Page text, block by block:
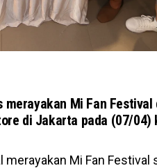
Mi Fan Festival
di Jakarta pada (07/04)
merayakan Mi Fan Festival